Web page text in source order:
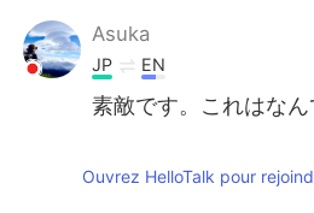
Asuka
JP EN
素敵です。これはな
Ouvrez HelloTalk pour